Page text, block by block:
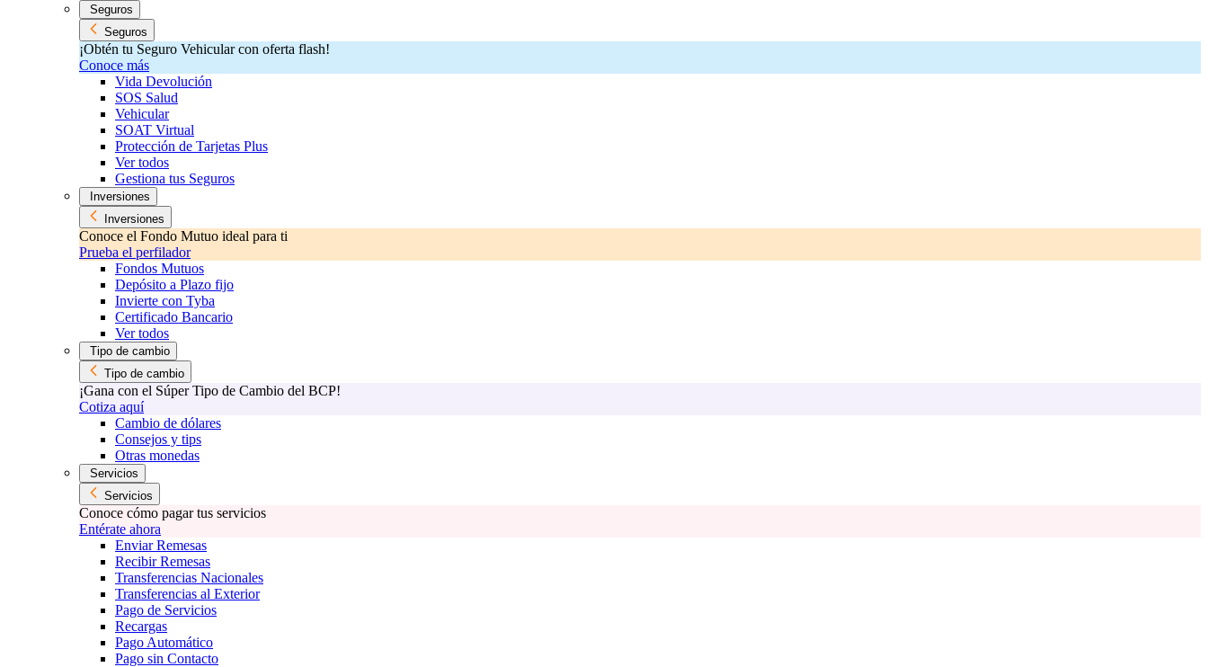
Seguros
Seguros
¡Obtén tu Seguro Vehicular con oferta flash!
Conoce más
Vida Devolución
SOS Salud
Vehicular
SOAT Virtual
Protección de Tarjetas Plus
Ver todos
Gestiona tus Seguros
Inversiones
Inversiones
Conoce el Fondo Mutuo ideal para ti
Prueba el perfilador
Fondos Mutuos
Depósito a Plazo fijo
Invierte con Tyba
Certificado Bancario
Ver todos
Tipo de cambio
Tipo de cambio
¡Gana con el Súper Tipo de Cambio del BCP!
Cotiza aquí
Cambio de dólares
Consejos y tips
Otras monedas
Servicios
Servicios
Conoce cómo pagar tus servicios
Entérate ahora
Enviar Remesas
Recibir Remesas
Transferencias Nacionales
Transferencias al Exterior
Pago de Servicios
Recargas
Pago Automático
Pago sin Contacto